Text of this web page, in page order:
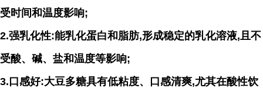
受时间和温度影响;
2.强乳化性:能乳化蛋白和脂肪,形成稳定的乳化溶液,且不
受酸、碱、盐和温度等影响;
3.口感好:大豆多糖具有低粘度、口感清爽,尤其在酸性饮